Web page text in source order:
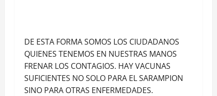
DE ESTA FORMA SOMOS LOS CIUDADANOS
QUIENES TENEMOS EN NUESTRAS MANOS
FRENAR LOS CONTAGIOS. HAY VACUNAS
SUFICIENTES NO SOLO PARA EL SARAMPION
SINO PARA OTRAS ENFERMEDADES.